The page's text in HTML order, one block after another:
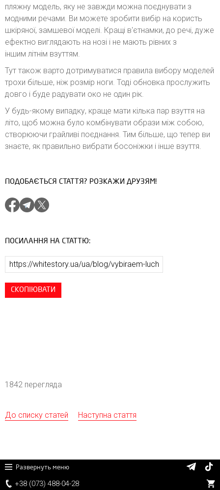
+38 (073) 488-04-28
пляжну модель, яку не завжди можна поєднувати з
модними речами. Ви можете зробити вибір на користь
шкіряної, замшевої моделі. Кращі в'єтнамки, до речі, дуже
ефектно виглядають на нозі і не мають рівних з
іншим літнім взуттям.
Тут також варто дотримуватися правила вибору моделей
трохи більше, ніж розмір ноги. Тоді обновка прослужить
довго і буде радувати око не один рік.
У будь-якому випадку, краще мати кілька пар взуття на
літо, щоб можна було комбінувати образи між собою,
створюючи грайливі поєднання. Тим більше, що тепер ви
знаєте, як правильно вибрати босоніжки і інше взуття.
ПОДОБАЄТЬСЯ СТАТТЯ? РОЗКАЖИ ДРУЗЯМ!
ПОСИЛАННЯ НА СТАТТЮ:
СКОПІЮВАТИ
1842 перегляда
До списку статей Наступна стаття
Развернуть меню